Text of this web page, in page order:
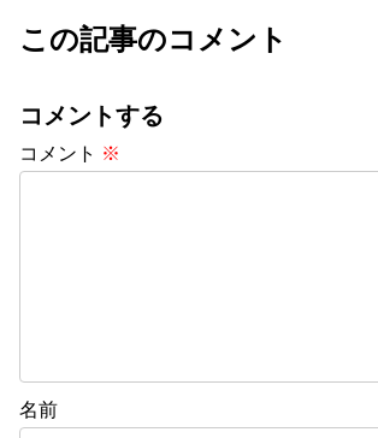
この記事のコメント
コメントする
コメント ※
名前